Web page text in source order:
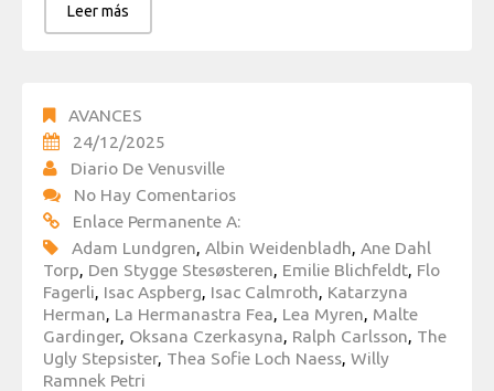
Leer más
AVANCES
24/12/2025
Diario De Venusville
No Hay Comentarios
Enlace Permanente A:
Adam Lundgren, Albin Weidenbladh, Ane Dahl
Torp, Den Stygge Stesøsteren, Emilie Blichfeldt, Flo
Fagerli, Isac Aspberg, Isac Calmroth, Katarzyna
Herman, La Hermanastra Fea, Lea Myren, Malte
Gardinger, Oksana Czerkasyna, Ralph Carlsson, The
Ugly Stepsister, Thea Sofie Loch Naess, Willy
Ramnek Petri